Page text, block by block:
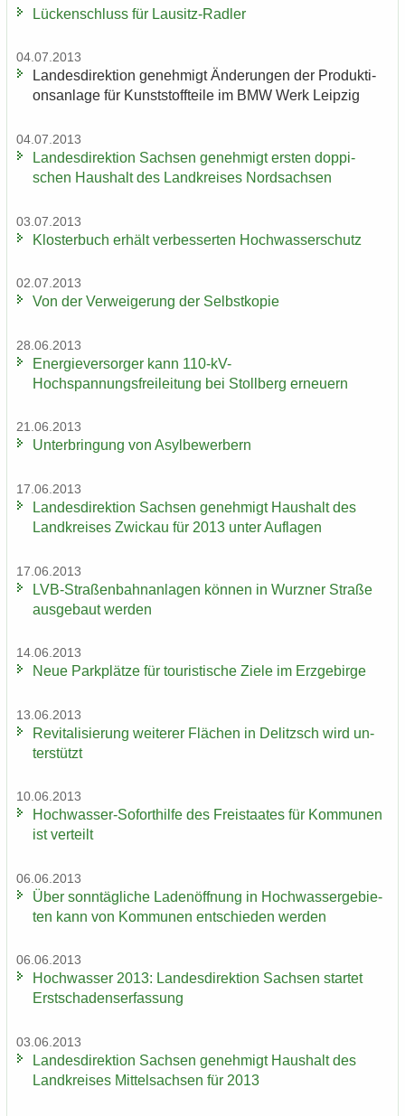
Lü­cken­schluss für Lausitz-​Radler
04.07.2013
Lan­des­di­rek­ti­on ge­neh­migt Än­de­run­gen der Pro­duk­ti­
ons­an­la­ge für Kunst­stoff­tei­le im BMW Werk Leip­zig
04.07.2013
Lan­des­di­rek­ti­on Sach­sen ge­neh­migt ers­ten dop­pi­
schen Haus­halt des Land­krei­ses Nord­sach­sen
03.07.2013
Klos­ter­buch er­hält ver­bes­ser­ten Hoch­was­ser­schutz
02.07.2013
Von der Ver­wei­ge­rung der Selbst­ko­pie
28.06.2013
En­er­gie­ver­sor­ger kann 110-​kV-
Hochspannungsfreileitung bei Stoll­berg er­neu­ern
21.06.2013
Un­ter­brin­gung von Asyl­be­wer­bern
17.06.2013
Lan­des­di­rek­ti­on Sach­sen ge­neh­migt Haus­halt des
Land­krei­ses Zwi­ckau für 2013 unter Auf­la­gen
17.06.2013
LVB-​Straßenbahnanlagen kön­nen in Wurz­ner Stra­ße
aus­ge­baut wer­den
14.06.2013
Neue Park­plät­ze für tou­ris­ti­sche Ziele im Erz­ge­bir­ge
13.06.2013
Re­vi­ta­li­sie­rung wei­te­rer Flä­chen in De­litzsch wird un­
ter­stützt
10.06.2013
Hochwasser-​Soforthilfe des Frei­staa­tes für Kom­mu­nen
ist ver­teilt
06.06.2013
Über sonn­täg­li­che La­den­öff­nung in Hoch­was­ser­ge­bie­
ten kann von Kom­mu­nen ent­schie­den wer­den
06.06.2013
Hoch­was­ser 2013: Lan­des­di­rek­ti­on Sach­sen star­tet
Erst­scha­dens­er­fas­sung
03.06.2013
Lan­des­di­rek­ti­on Sach­sen ge­neh­migt Haus­halt des
Land­krei­ses Mit­tel­sach­sen für 2013